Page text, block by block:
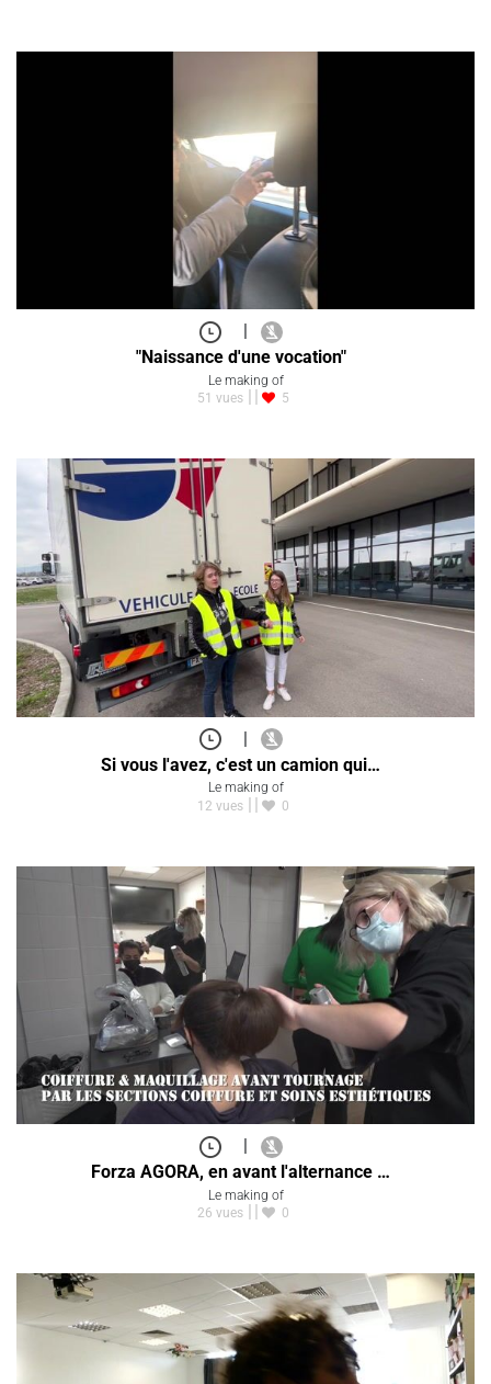
"Naissance d'une vocation"
Le making of
51 vues
5
|
Si vous l'avez, c'est un camion qui…
Le making of
12 vues
0
Forza AGORA, en avant l'alternance …
Le making of
26 vues
0